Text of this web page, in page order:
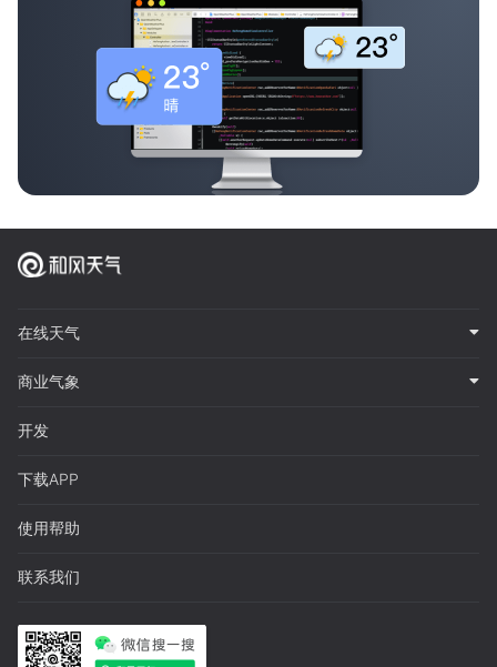
在线天气
商业气象
开发
下载APP
使用帮助
联系我们